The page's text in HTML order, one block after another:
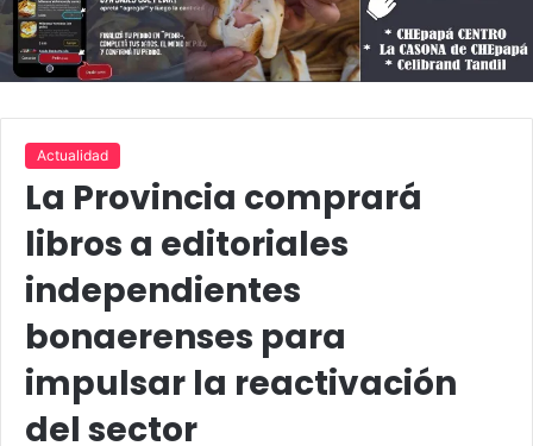
Actualidad
La Provincia comprará
libros a editoriales
independientes
bonaerenses para
impulsar la reactivación
del sector